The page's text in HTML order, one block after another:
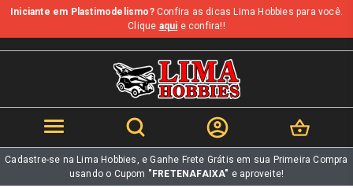
b
Iniciante em Plastimodelismo?Confira as dicas Lima Hobbies para você.
Clique aqui e confira!!
Cadastre-se na Lima Hobbies, e Ganhe Frete Grátis em sua Primeira Compra
usando o Cupom "FRETENAFAIXA" e aproveite!